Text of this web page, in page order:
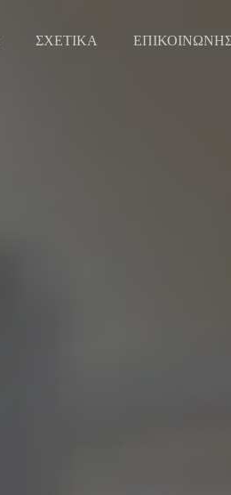
ΣΧΕΤΙΚΑ